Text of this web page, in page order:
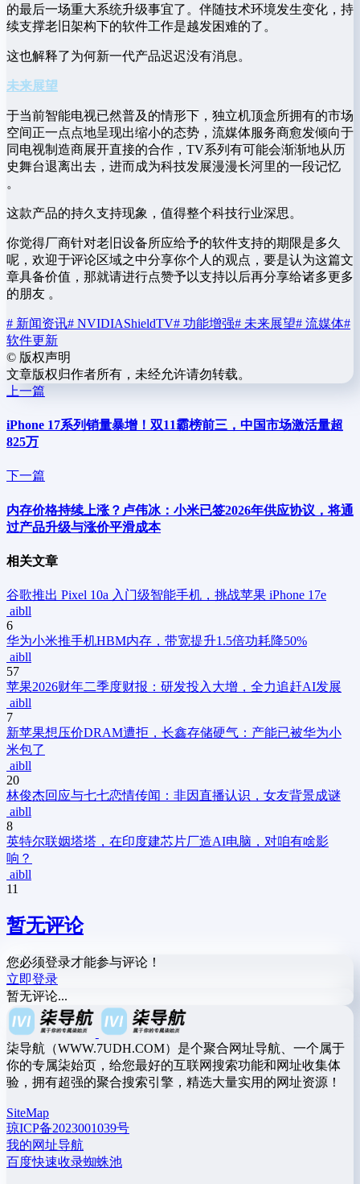
的最后一场重大系统升级事宜了。伴随技术环境发生变化，持
续支撑老旧架构下的软件工作是越发困难的了。
这也解释了为何新一代产品迟迟没有消息。
未来展望
于当前智能电视已然普及的情形下，独立机顶盒所拥有的市场
空间正一点点地呈现出缩小的态势，流媒体服务商愈发倾向于
同电视制造商展开直接的合作，TV系列有可能会渐渐地从历
史舞台退离出去，进而成为科技发展漫漫长河里的一段记忆
。
这款产品的持久支持现象，值得整个科技行业深思。
你觉得厂商针对老旧设备所应给予的软件支持的期限是多久
呢，欢迎于评论区域之中分享你个人的观点，要是认为这篇文
章具备价值，那就请进行点赞予以支持以后再分享给诸多更多
的朋友 。
# 新闻资讯# NVIDIAShieldTV# 功能增强# 未来展望# 流媒体#
软件更新
© 版权声明
文章版权归作者所有，未经允许请勿转载。
上一篇
iPhone 17系列销量暴增！双11霸榜前三，中国市场激活量超
825万
下一篇
内存价格持续上涨？卢伟冰：小米已签2026年供应协议，将通
过产品升级与涨价平滑成本
相关文章
谷歌推出 Pixel 10a 入门级智能手机，挑战苹果 iPhone 17e
aibll
6
华为小米推手机HBM内存，带宽提升1.5倍功耗降50%
aibll
57
苹果2026财年二季度财报：研发投入大增，全力追赶AI发展
aibll
7
新苹果想压价DRAM遭拒，长鑫存储硬气：产能已被华为小
米包了
aibll
20
林俊杰回应与七七恋情传闻：非因直播认识，女友背景成谜
aibll
8
英特尔联姻塔塔，在印度建芯片厂造AI电脑，对咱有啥影
响？
aibll
11
暂无评论
您必须登录才能参与评论！
立即登录
暂无评论...
柒导航（WWW.7UDH.COM）是个聚合网址导航、一个属于
你的专属柒始页，给您最好的互联网搜索功能和网址收集体
验，拥有超强的聚合搜索引擎，精选大量实用的网址资源！
SiteMap
琼ICP备2023001039号
我的网址导航
百度快速收录蜘蛛池